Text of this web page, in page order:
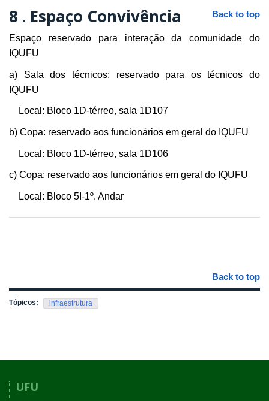
Back to top
8 . Espaço Convivência
Espaço reservado para interação da comunidade do
IQUFU
a) Sala dos técnicos: reservado para os técnicos do
IQUFU
Local: Bloco 1D-térreo, sala 1D107
b) Copa: reservado aos funcionários em geral do IQUFU
Local: Bloco 1D-térreo, sala 1D106
c) Copa: reservado aos funcionários em geral do IQUFU
Local: Bloco 5I-1º. Andar
Back to top
Tópicos: infraestrutura
UFU